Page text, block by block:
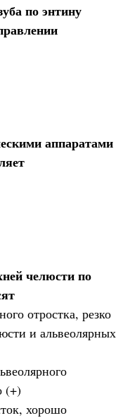
по энтину
аппаратами
челюсти по
отростка, резко
и альвеолярных
(+)
хорошо